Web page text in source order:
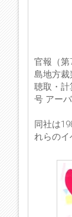
官報（第
島地方裁
聴取・計
号 アー
同社は
れらのイ